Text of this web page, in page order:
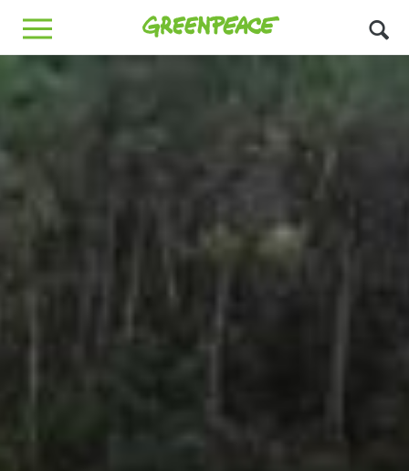
Greenpeace
MENU